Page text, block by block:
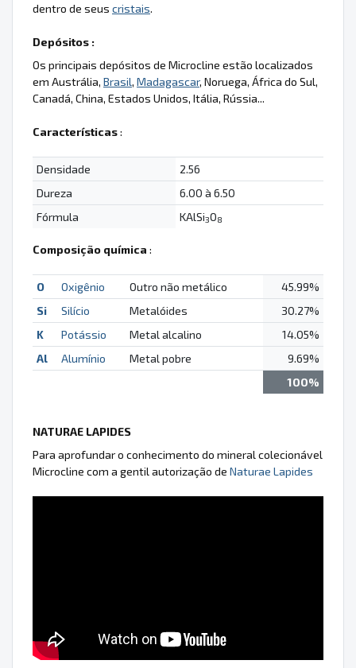
dentro de seus cristais.
Depósitos :
Os principais depósitos de Microcline estão localizados
em Austrália, Brasil, Madagascar, Noruega, África do Sul,
Canadá, China, Estados Unidos, Itália, Rússia...
Características:
Densidade
2.56
Dureza
6.00 à 6.50
Fórmula
KAlSi3O8
Composição química :
O Oxigênio Outro não metálico
45.99%
Si
Silício Metalóides
30.27%
K
Potássio Metal alcalino
14.05%
Al
Alumínio Metal pobre
9.69%
100%
NATURAE LAPIDES
Para aprofundar o conhecimento do mineral colecionável
Microcline com a gentil autorização de Naturae Lapides